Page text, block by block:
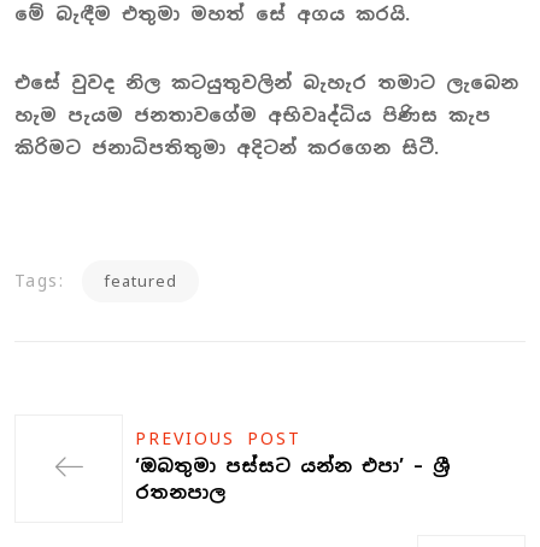
මේ බැඳීම එතුමා මහත් සේ අගය කරයි.
එසේ වුවද නිල කටයුතුවලින් බැහැර තමාට ලැබෙන
හැම පැයම ජනතාවගේම අභිවෘද්ධිය පිණිස කැප
කිරිමට ජනාධිපතිතුමා අදිටන් කරගෙන සිටී.
Tags: featured
PREVIOUS POST
‘ඔබතුමා පස්සට යන්න එපා’ – ශ්‍රී
රතනපාල